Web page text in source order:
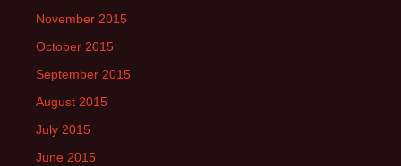
November 2015
October 2015
September 2015
August 2015
July 2015
June 2015